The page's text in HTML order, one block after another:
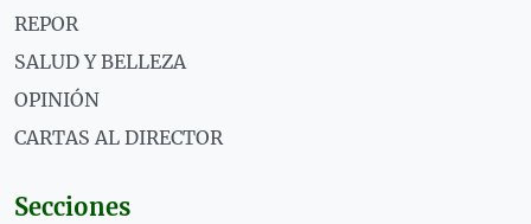
REPOR
SALUD Y BELLEZA
OPINIÓN
CARTAS AL DIRECTOR
Secciones